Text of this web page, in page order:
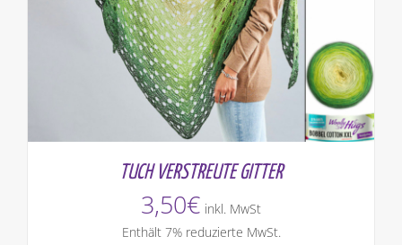
TUCH VERSTREUTE GITTER
3,50€ inkl. MwSt
Enthält 7% reduzierte MwSt.